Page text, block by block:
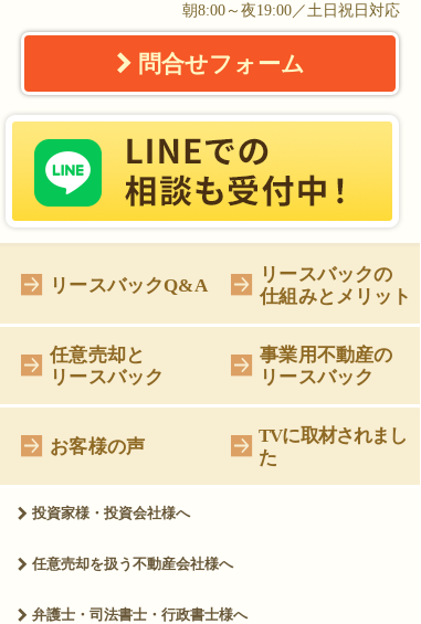
朝8:00～夜19:00／土日祝日対応
問合せフォーム
リースバックQ&A
リースバックの
仕組みとメリット
任意売却と
リースバック
事業用不動産の
リースバック
お客様の声
TVに取材されまし
た
投資家様・投資会社様へ
任意売却を扱う不動産会社様へ
弁護士・司法書士・行政書士様へ